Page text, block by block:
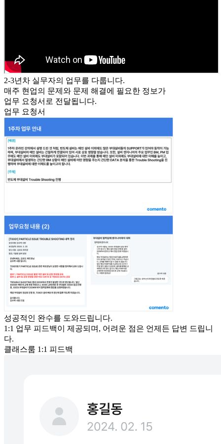
2-3년차 실무자의 업무를 다룹니다.
매주 현업의 문제와 문제 해결에 필요한 정보가
업무 요청서로 전달됩니다.
업무 요청서
성공적인 완수를 도와드립니다.
1:1 업무 피드백이 제공되며, 어려운 점은 언제든 답변 드립니
다.
클래스룸 1:1 피드백